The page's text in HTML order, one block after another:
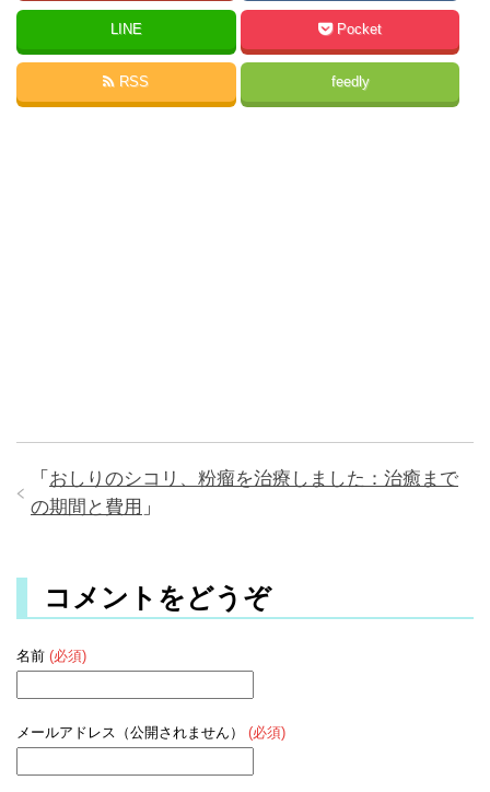
LINE Pocket
RSS feedly
「 おしりのシコリ、粉瘤を治療しました：治癒まで
の期間と費用 」
コメントをどうぞ
名前 (必須)
メールアドレス（公開されません） (必須)